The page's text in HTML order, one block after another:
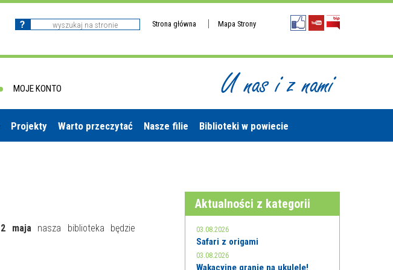
Strona główna Mapa Strony
MOJE KONTO U nas i z nami
Projekty Warto przeczytać Nasze filie Biblioteki w powiecie
2 majanasza biblioteka będzie
Aktualności z kategorii
03.08.2026
Safari z origami
03.08.2026
Wakacyjne granie na ukulele!